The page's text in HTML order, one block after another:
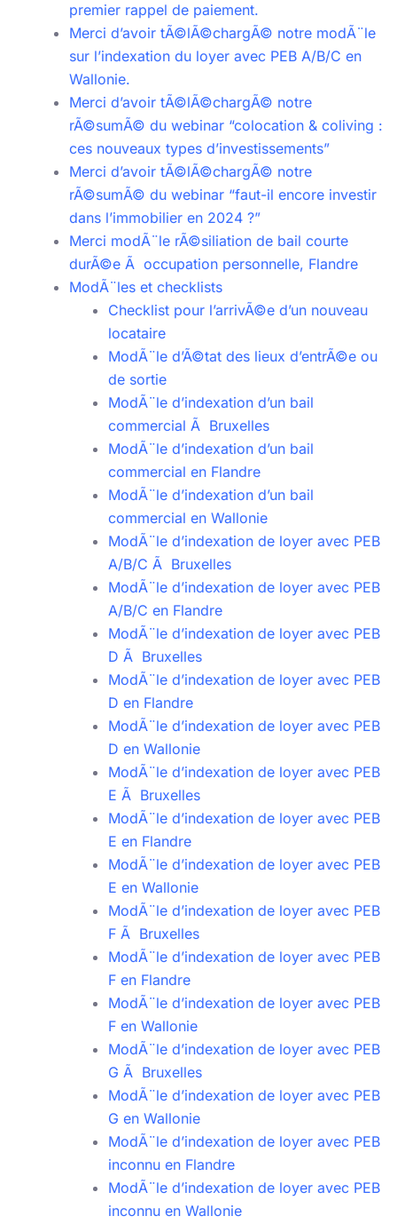
premier rappel de paiement.
Merci d’avoir tÃ©lÃ©chargÃ© notre modÃ¨le
sur l’indexation du loyer avec PEB A/B/C en
Wallonie.
Merci d’avoir tÃ©lÃ©chargÃ© notre
rÃ©sumÃ© du webinar “colocation & coliving :
ces nouveaux types d’investissements”
Merci d’avoir tÃ©lÃ©chargÃ© notre
rÃ©sumÃ© du webinar “faut-il encore investir
dans l’immobilier en 2024 ?”
Merci modÃ¨le rÃ©siliation de bail courte
durÃ©e Ã occupation personnelle, Flandre
ModÃ¨les et checklists
Checklist pour l’arrivÃ©e d’un nouveau
locataire
ModÃ¨le d’Ã©tat des lieux d’entrÃ©e ou
de sortie
ModÃ¨le d’indexation d’un bail
commercial Ã Bruxelles
ModÃ¨le d’indexation d’un bail
commercial en Flandre
ModÃ¨le d’indexation d’un bail
commercial en Wallonie
ModÃ¨le d’indexation de loyer avec PEB
A/B/C Ã Bruxelles
ModÃ¨le d’indexation de loyer avec PEB
A/B/C en Flandre
ModÃ¨le d’indexation de loyer avec PEB
D Ã Bruxelles
ModÃ¨le d’indexation de loyer avec PEB
D en Flandre
ModÃ¨le d’indexation de loyer avec PEB
D en Wallonie
ModÃ¨le d’indexation de loyer avec PEB
E Ã Bruxelles
ModÃ¨le d’indexation de loyer avec PEB
E en Flandre
ModÃ¨le d’indexation de loyer avec PEB
E en Wallonie
ModÃ¨le d’indexation de loyer avec PEB
F Ã Bruxelles
ModÃ¨le d’indexation de loyer avec PEB
F en Flandre
ModÃ¨le d’indexation de loyer avec PEB
F en Wallonie
ModÃ¨le d’indexation de loyer avec PEB
G Ã Bruxelles
ModÃ¨le d’indexation de loyer avec PEB
G en Wallonie
ModÃ¨le d’indexation de loyer avec PEB
inconnu en Flandre
ModÃ¨le d’indexation de loyer avec PEB
inconnu en Wallonie